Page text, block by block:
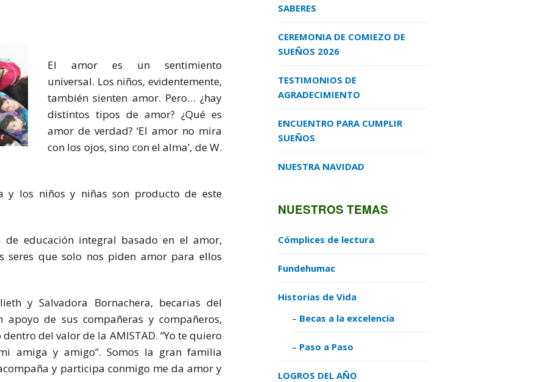
El amor es un sentimiento
universal. Los niños, evidentemente,
también sienten amor. Pero… ¿hay
distintos tipos de amor? ¿Qué es
amor de verdad? ‘El amor no mira
con los ojos, sino con el alma’, de W.
y los niños y niñas son producto de este
de educación integral basado en el amor,
seres que solo nos piden amor para ellos
y Salvadora Bornachera, becarias del
apoyo de sus compañeras y compañeros,
del valor de la AMISTAD. “Yo te quiero
amiga y amigo”. Somos la gran familia
y participa conmigo me da amor y
SABERES
CEREMONIA DE COMIEZO DE
SUEÑOS 2026
TESTIMONIOS DE
AGRADECIMIENTO
ENCUENTRO PARA CUMPLIR
SUEÑOS
NUESTRA NAVIDAD
NUESTROS TEMAS
Cómplices de lectura
Fundehumac
Historias de Vida
Becas a la excelencia
Paso a Paso
LOGROS DEL AÑO